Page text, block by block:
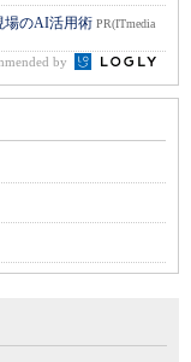
場のAI活用術 PR(ITmedia
by